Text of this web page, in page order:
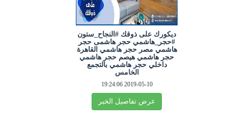
ديكورك على ذوقك #النجاح_ستون
#حجر_هاشمي حجر هاشمى حجر
هاشمي مصر حجر هاشمي القاهرة
حجر هاشمي هيصم حجر هاشمي
داخلي حجر هاشمي بالتجمع
الخامس
2019-05-10 19:24:06
عرض تفاصيل الخبر